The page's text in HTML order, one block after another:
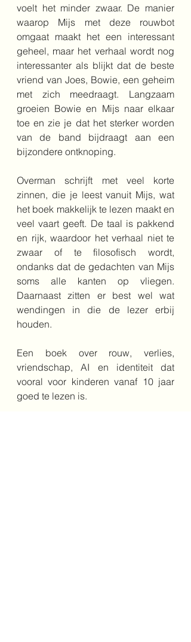
voelt het minder zwaar. De manier
waarop Mijs met deze rouwbot
omgaat maakt het een interessant
geheel, maar het verhaal wordt nog
interessanter als blijkt dat de beste
vriend van Joes, Bowie, een geheim
met zich meedraagt. Langzaam
groeien Bowie en Mijs naar elkaar
toe en zie je dat het sterker worden
van de band bijdraagt aan een
bijzondere ontknoping.
Overman schrijft met veel korte
zinnen, die je leest vanuit Mijs, wat
het boek makkelijk te lezen maakt en
veel vaart geeft. De taal is pakkend
en rijk, waardoor het verhaal niet te
zwaar of te filosofisch wordt,
ondanks dat de gedachten van Mijs
soms alle kanten op vliegen.
Daarnaast zitten er best wel wat
wendingen in die de lezer erbij
houden.
Een boek over rouw, verlies,
vriendschap, AI en identiteit dat
vooral voor kinderen vanaf 10 jaar
goed te lezen is.